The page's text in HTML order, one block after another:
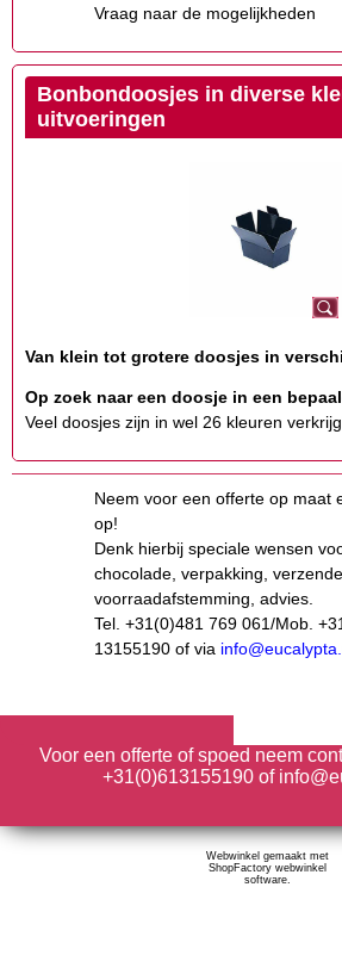
Vraag naar de mogelijkheden
Bonbondoosjes in diverse
uitvoeringen
Van klein tot grotere doosjes in
Op zoek naar een doosje in een
Veel doosjes zijn in wel 26 kleuren
Neem voor een offerte op maat
op!
Denk hierbij speciale wensen
chocolade, verpakking,
voorraadafstemming, advies.
Tel. +31(0)481 769 061/Mob.
13155190 of via
Voor een offerte of spoed neem
+31(0)613155190 of
Webwinkel gemaakt met
ShopFactory webwinkel
software.